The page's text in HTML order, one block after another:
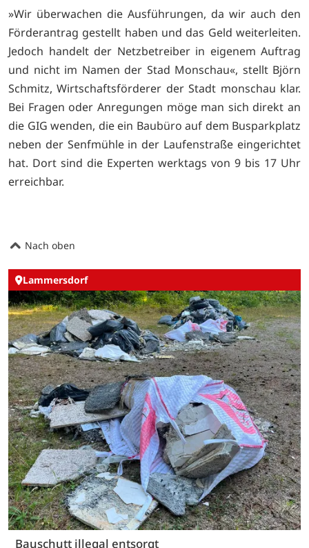
»Wir überwachen die Ausführungen, da wir auch den
Förderantrag gestellt haben und das Geld weiterleiten.
Jedoch handelt der Netzbetreiber in eigenem Auftrag
und nicht im Namen der Stad Monschau«, stellt Björn
Schmitz, Wirtschaftsförderer der Stadt monschau klar.
Bei Fragen oder Anregungen möge man sich direkt an
die GIG wenden, die ein Baubüro auf dem Busparkplatz
neben der Senfmühle in der Laufenstraße eingerichtet
hat. Dort sind die Experten werktags von 9 bis 17 Uhr
erreichbar.
Nach oben
Lammersdorf
Bauschutt illegal entsorgt